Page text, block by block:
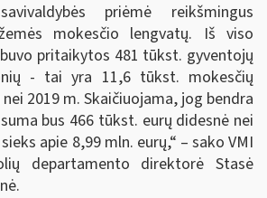
priėmė reikšmingus
mokesčio lengvatų. Iš viso
pritaikytos 481 tūkst. gyventojų
- tai yra 11,6 tūkst. mokesčių
2019 m. Skaičiuojama, jog bendra
bus 466 tūkst. eurų didesnė nei
apie 8,99 mln. eurų,“ – sako VMI
departamento direktorė Stasė